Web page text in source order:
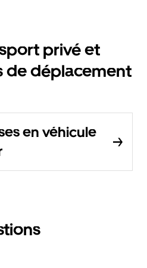
privé et
de déplacement
en véhicule